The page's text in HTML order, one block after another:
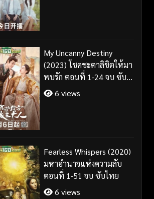
My Uncanny Destiny
(2023) โชคชะตาลิขิตให้มา
พบรัก ตอนที่ 1-24 จบ ซับ
ไทย/พากย์ไทย
6 views
Fearless Whispers (2020)
มหาอำนาจแห่งความลับ
ตอนที่ 1-51 จบ ซับไทย
6 views